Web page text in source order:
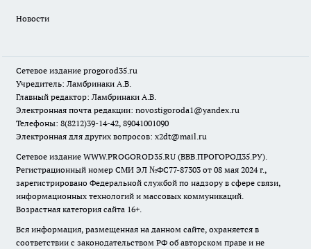
Новости
Сетевое издание progorod35.ru
Учредитель: Ламбринаки А.В.
Главный редактор: Ламбринаки А.В.
Электронная почта редакции: novostigoroda1@yandex.ru
Телефоны: 8(8212)39-14-42, 89041001090
Электронная для других вопросов: x2dt@mail.ru
Сетевое издание WWW.PROGOROD35.RU (ВВВ.ПРОГОРОД35.РУ).
Регистрационный номер СМИ ЭЛ №ФС77-87303 от 08 мая 2024 г.,
зарегистрировано Федеральной службой по надзору в сфере связи,
информационных технологий и массовых коммуникаций.
Возрастная категория сайта 16+.
Вся информация, размещенная на данном сайте, охраняется в
соответствии с законодательством РФ об авторском праве и не